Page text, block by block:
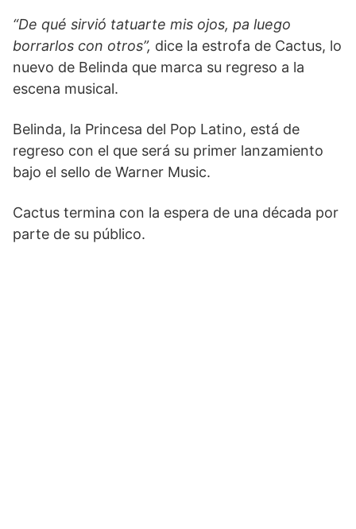
“De qué sirvió tatuarte mis ojos, pa luego
borrarlos con otros”, dice la estrofa de Cactus, lo
nuevo de Belinda que marca su regreso a la
escena musical.
Belinda, la Princesa del Pop Latino, está de
regreso con el que será su primer lanzamiento
bajo el sello de Warner Music.
Cactus termina con la espera de una década por
parte de su público.